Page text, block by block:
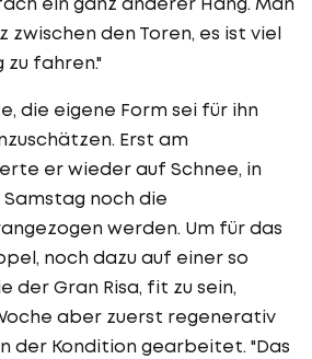
zwischen den Toren, es ist viel
zu fahren."
die eigene Form sei für ihn
Erst am
er wieder auf Schnee, in
noch die
werden. Um für das
noch dazu auf einer so
der Gran Risa, fit zu sein,
aber zuerst regenerativ
der Kondition gearbeitet. "Das